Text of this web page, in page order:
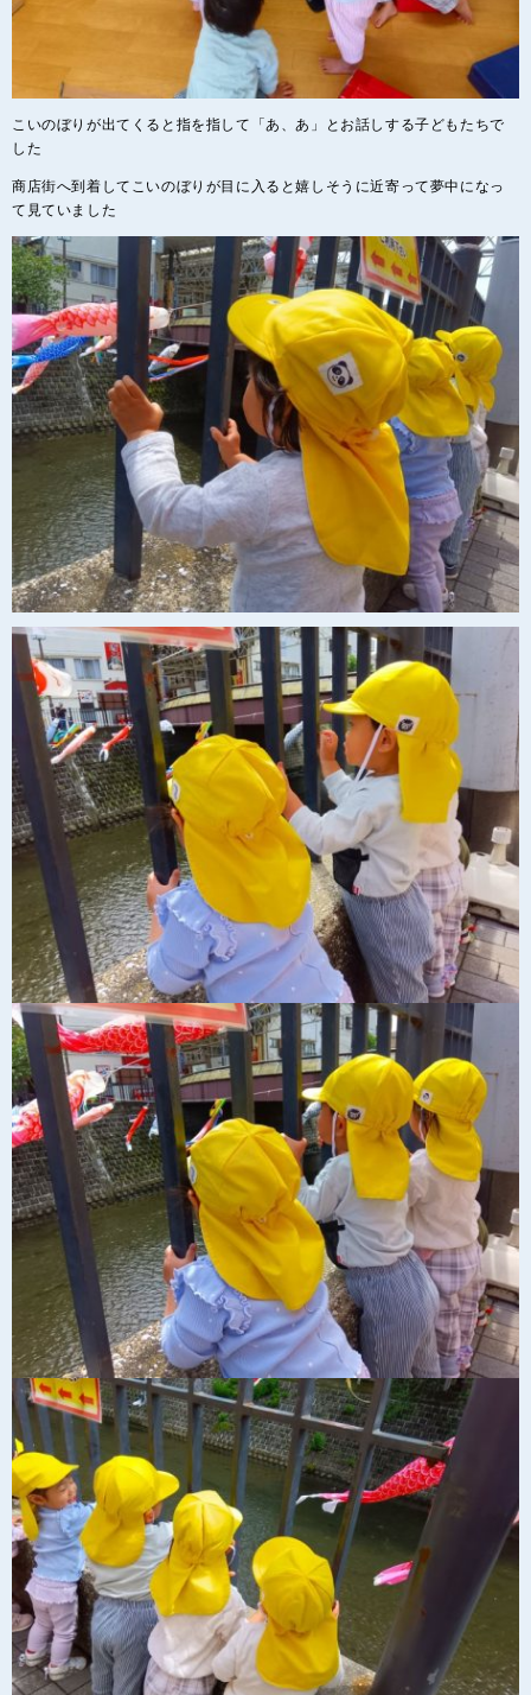
こいのぼりが出てくると指を指して「あ、あ」とお話しする子どもたちで
した
商店街へ到着してこいのぼりが目に入ると嬉しそうに近寄って夢中になっ
て見ていました